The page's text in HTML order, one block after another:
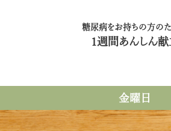
糖尿病をお持ちの方の
1週間あんしん献
金曜日